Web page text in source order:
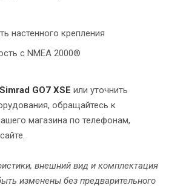
настенного крепления
с NMEA 2000®
Simrad GO7 XSE или уточнить
обращайтесь к
магазина по телефонам,
внешний вид и комплектация
изменены без предварительного